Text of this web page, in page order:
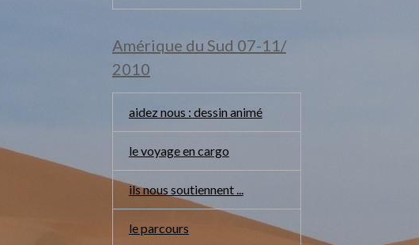
Amérique du Sud 07-11/
2010
aidez nous : dessin animé
le voyage en cargo
ils nous soutiennent ...
le parcours